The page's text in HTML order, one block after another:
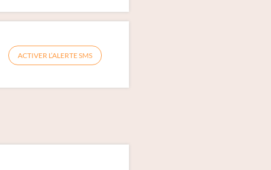
ACTIVER L’ALERTE SMS